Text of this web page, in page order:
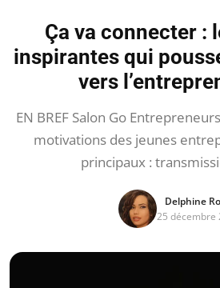
Ça va connecter :
inspirantes qui
vers
EN BREF Salon Go
motivations des jeunes
principaux :
Delphine
25 décembre